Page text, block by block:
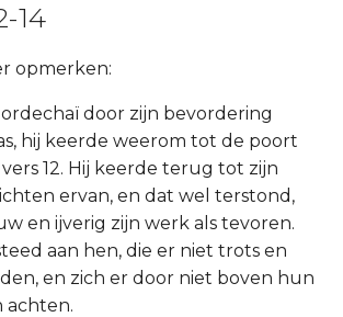
14
opmerken:
door zijn bevordering
hij keerde weerom tot de poort
12. Hij keerde terug tot zijn
ervan, en dat wel terstond,
en ijverig zijn werk als tevoren.
aan hen, die er niet trots en
en zich er door niet boven hun
achten.